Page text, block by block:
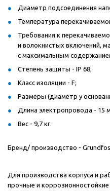
Диаметр подсоединения
Температура
Требования к
и волокнистых включений,
с максимальным
Степень защиты - IP 68;
Класс изоляции - F;
Размеры (диаметр у
Длина электропровода - 15
Вес - 9,7 кг.
Бренд/ производство -
Для производства корпуса и
прочные и